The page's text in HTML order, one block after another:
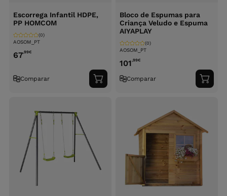
Escorrega Infantil HDPE,
PP HOMCOM
AOSOM_PT
(0)
67,99€
Comparar
Adicionar
ao
Bloco de Espumas para
Criança Veludo e Espuma
AIYAPLAY
AOSOM_PT
(0)
101,99€
Comparar
ao